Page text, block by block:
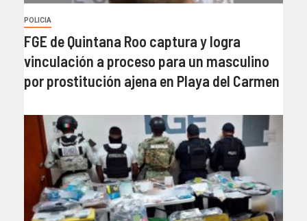
POLICIA
FGE de Quintana Roo captura y logra
vinculación a proceso para un masculino
por prostitución ajena en Playa del Carmen